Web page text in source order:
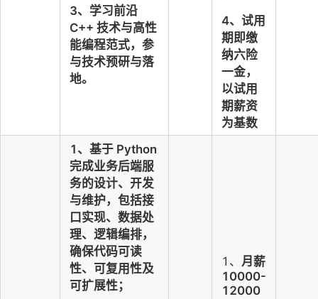
3、学习前沿
C++ 技术与高性
能编程范式，参
与技术预研与落
地。
4、 试用
期即缴
纳六险
一金，
以试用
期薪资
为基数
1、基于 Python
完成业务后端服
务的设计、开发
与维护，包括接
口实现、数据处
理、逻辑编排，
确保代码可读
性、可复用性及
可扩展性；
1、 月薪
10000-
12000